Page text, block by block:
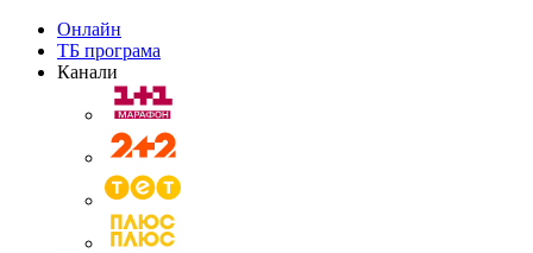
Онлайн
ТБ програма
Канали